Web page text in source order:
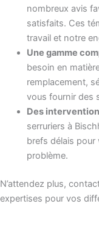
nombreux avis
satisfaits. Ces
travail et notre
Une gamme
besoin en
remplacement,
vous fournir des
Des
serruriers à
brefs délais
problème.
N’attendez plus,
expertises pour vos